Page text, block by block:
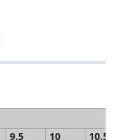
9.5 10
10.5